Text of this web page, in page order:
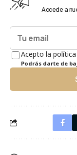
Accede a
Acepto la política
Podrás darte de